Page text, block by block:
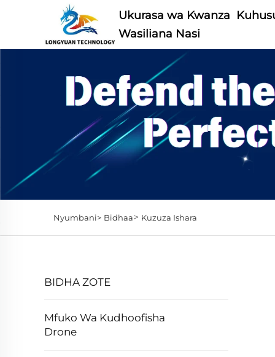
Ukurasa wa Kwanza
Wasiliana Nasi
Nyumbani> Bidhaa> Kuzuza Ishara
BIDHA ZOTE
Mfuko Wa Kudhoofisha
Drone